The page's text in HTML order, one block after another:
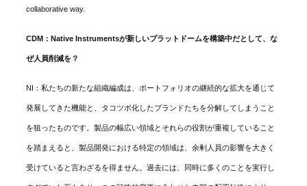
collaborative way.
CDM：Native Instrumentsが新しいプラットドームを構築中だとして、な
ぜ人員削減を？
NI：私たちの新たな組織編成は、ポートフォリオの継続的な拡大を通じて
発展してきた機能と、タコツボ化したブランドたちを分解してしまうこと
を狙ったものです。製品の幅広い領域とそれらの役割が重複していること
を踏まえると、製品開発における特定の領域は、余剰人員の影響を大きく
受けていると言わざるを得ません。過去には、同時に多くのことを実行し